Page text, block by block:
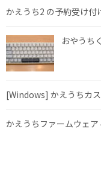
かえうち2 の予約受け付
おやうち
[Windows] かえうちカ
かえうちファームウェ